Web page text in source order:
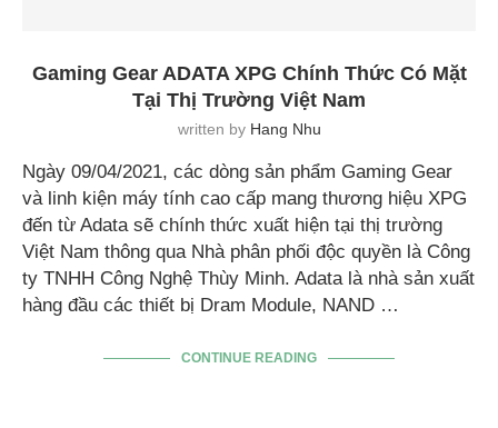
Gaming Gear ADATA XPG Chính Thức Có Mặt
Tại Thị Trường Việt Nam
written by Hang Nhu
Ngày 09/04/2021, các dòng sản phẩm Gaming Gear
và linh kiện máy tính cao cấp mang thương hiệu XPG
đến từ Adata sẽ chính thức xuất hiện tại thị trường
Việt Nam thông qua Nhà phân phối độc quyền là Công
ty TNHH Công Nghệ Thùy Minh. Adata là nhà sản xuất
hàng đầu các thiết bị Dram Module, NAND …
CONTINUE READING